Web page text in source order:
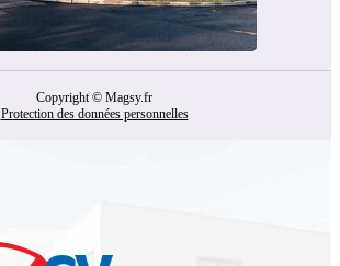
Copyright © Magsy.fr
Protection des données personnelles